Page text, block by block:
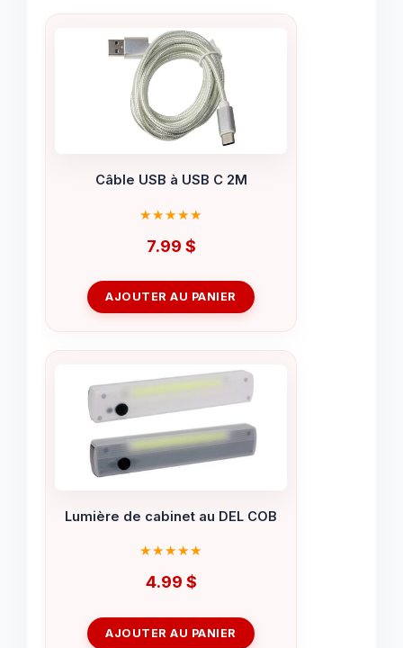
Câble USB à USB C 2M
7.99 $
AJOUTER AU PANIER
Lumière de cabinet au DEL COB
4.99 $
AJOUTER AU PANIER